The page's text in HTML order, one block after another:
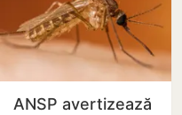
ANSP avertizează